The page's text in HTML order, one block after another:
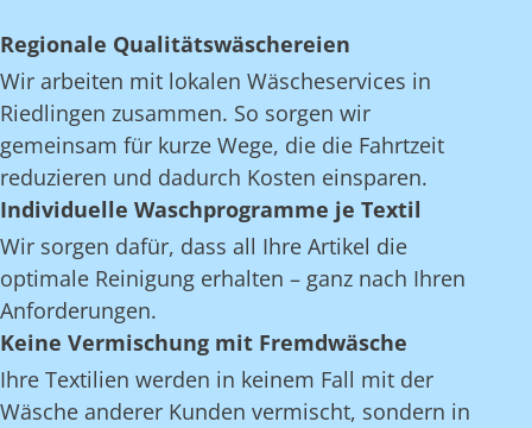
Regionale Qualitätswäschereien
Wir arbeiten mit lokalen Wäscheservices in
Riedlingen zusammen. So sorgen wir
gemeinsam für kurze Wege, die die Fahrtzeit
reduzieren und dadurch Kosten einsparen.
Individuelle Waschprogramme je Textil
Wir sorgen dafür, dass all Ihre Artikel die
optimale Reinigung erhalten – ganz nach Ihren
Anforderungen.
Keine Vermischung mit Fremdwäsche
Ihre Textilien werden in keinem Fall mit der
Wäsche anderer Kunden vermischt, sondern in